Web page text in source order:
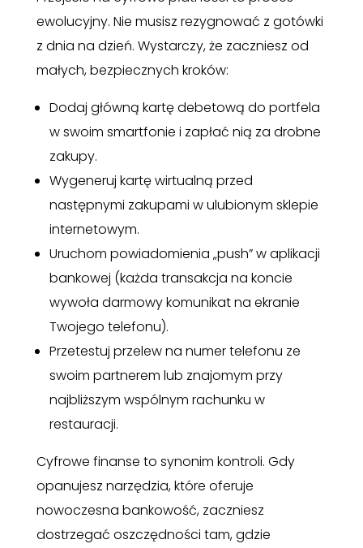
ewolucyjny. Nie musisz rezygnować z gotówki
z dnia na dzień. Wystarczy, że zaczniesz od
małych, bezpiecznych kroków:
Dodaj główną kartę debetową do portfela
w swoim smartfonie i zapłać nią za drobne
zakupy.
Wygeneruj kartę wirtualną przed
następnymi zakupami w ulubionym sklepie
internetowym.
Uruchom powiadomienia „push” w aplikacji
bankowej (każda transakcja na koncie
wywoła darmowy komunikat na ekranie
Twojego telefonu).
Przetestuj przelew na numer telefonu ze
swoim partnerem lub znajomym przy
najbliższym wspólnym rachunku w
restauracji.
Cyfrowe finanse to synonim kontroli. Gdy
opanujesz narzędzia, które oferuje
nowoczesna bankowość, zaczniesz
dostrzegać oszczędności tam, gdzie